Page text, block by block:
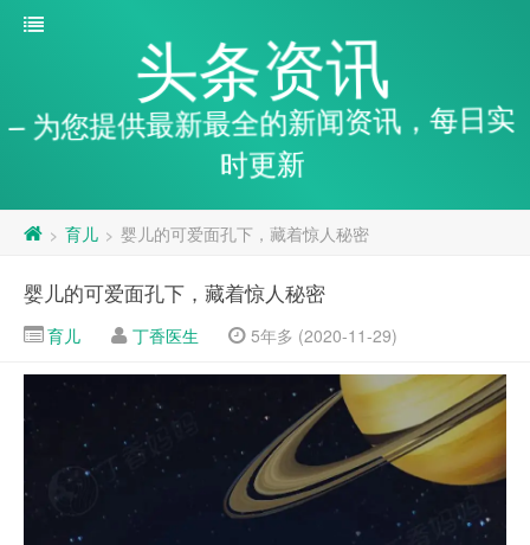
头条资讯
– 为您提供最新最全的新闻资讯，每日实
时更新
> 育儿 > 婴儿的可爱面孔下，藏着惊人秘密
婴儿的可爱面孔下，藏着惊人秘密
育儿 丁香医生 5年多 (2020-11-29)